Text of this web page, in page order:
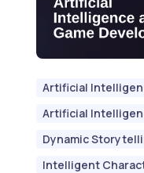
Artificial
Artificial
Dynamic
Intelligent